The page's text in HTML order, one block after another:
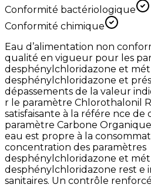
Conformité bactériologique
Conformité chimique
Eau d’alimentation non
qualité en vigueur pour les
desphénylchloridazone et
desphénylchloridazone et
dépassements de la valeur
r le paramètre Chlorothalonil
satisfaisante à la référe nce
paramètre Carbone
eau est propre à la
concentration des paramètres
desphénylchloridazone et
desphénylchloridazone rest e
sanitaires. Un contrôle